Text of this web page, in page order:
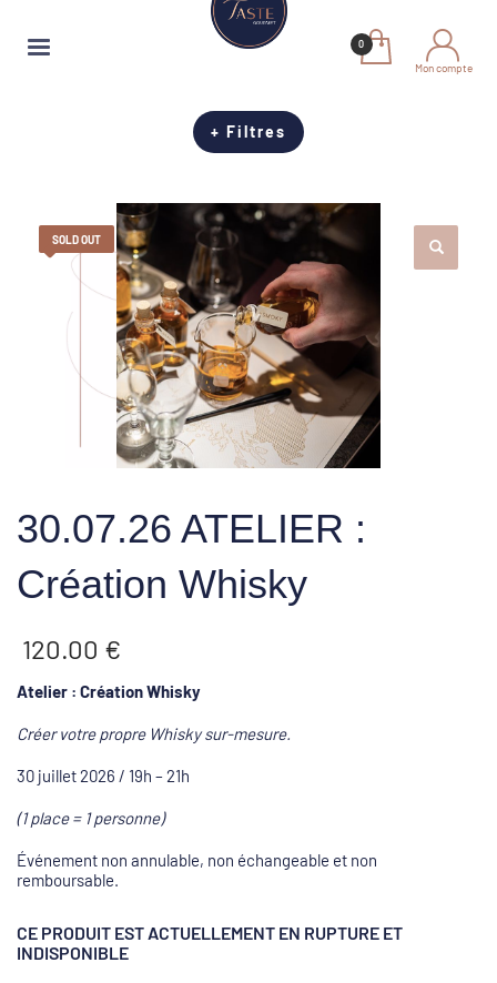
Mon compte
+ Filtres
SOLD OUT
30.07.26 ATELIER :
Création Whisky
120.00 €
Atelier : Création Whisky
Créer votre propre Whisky sur-mesure.
30 juillet 2026 / 19h – 21h
(1 place = 1 personne)
Événement non annulable, non échangeable et non
remboursable.
CE PRODUIT EST ACTUELLEMENT EN RUPTURE ET
INDISPONIBLE